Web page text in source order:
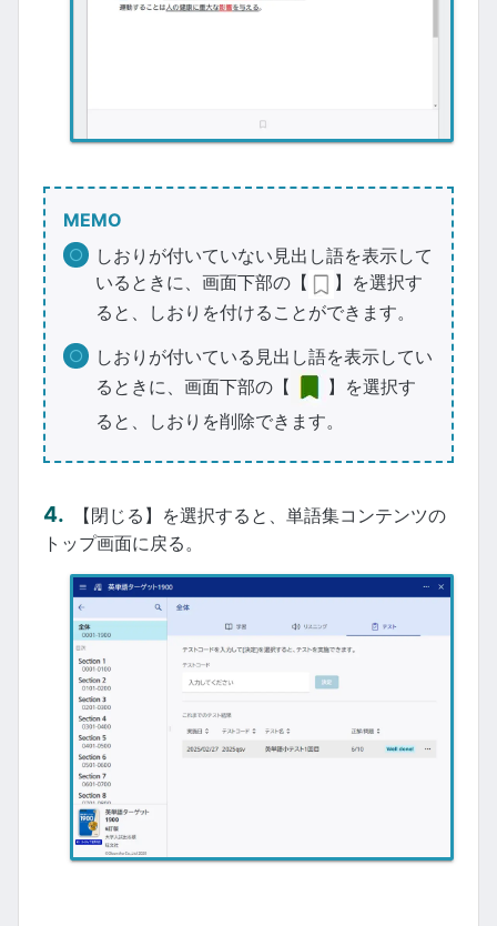
MEMO
しおりが付いていない見出し語を表示して
いるときに、画面下部の【
】を選択す
ると、しおりを付けることができます。
しおりが付いている見出し語を表示してい
るときに、画面下部の【
】を選択す
ると、しおりを削除できます。
【閉じる】を選択すると、単語集コンテンツの
トップ画面に戻る。